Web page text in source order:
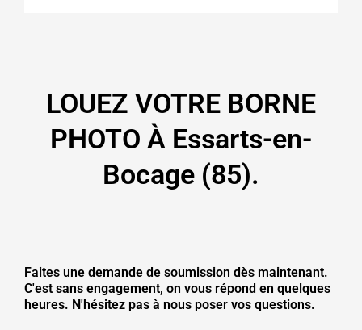
LOUEZ VOTRE BORNE
PHOTO À Essarts-en-
Bocage (85).
Faites une demande de soumission dès maintenant.
C'est sans engagement, on vous répond en quelques
heures. N'hésitez pas à nous poser vos questions.